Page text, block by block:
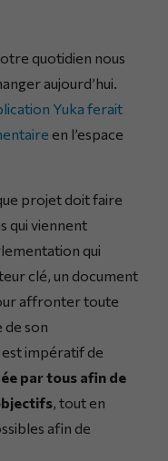
quotidien nous
aujourd’hui.
Yuka ferait
en l’espace
projet doit faire
qui viennent
qui
clé, un document
affronter toute
de son
impératif de
par tous afin de
, tout en
afin de